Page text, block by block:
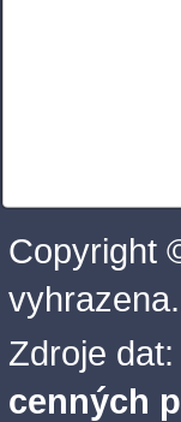
Copyright
vyhrazena.
Zdroje dat:
cenných